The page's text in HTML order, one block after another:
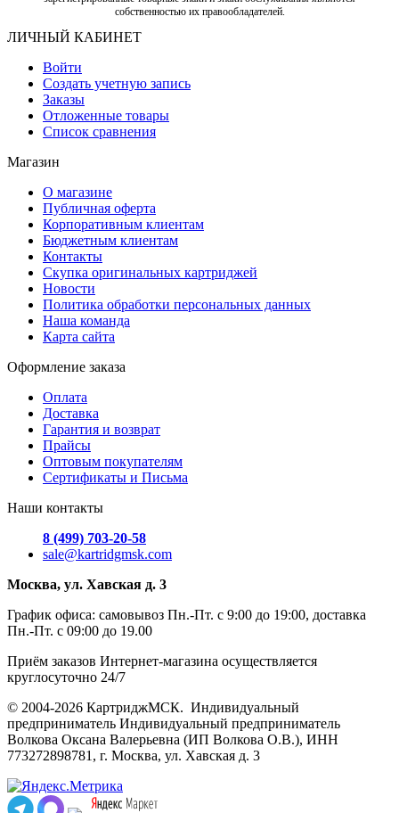
собственностью их правообладателей.
ЛИЧНЫЙ КАБИНЕТ
Войти
Создать учетную запись
Заказы
Отложенные товары
Список сравнения
Магазин
О магазине
Публичная оферта
Корпоративным клиентам
Бюджетным клиентам
Контакты
Скупка оригинальных картриджей
Новости
Политика обработки персональных данных
Наша команда
Карта сайта
Оформление заказа
Оплата
Доставка
Гарантия и возврат
Прайсы
Оптовым покупателям
Сертификаты и Письма
Наши контакты
8 (499) 703-20-58
sale@kartridgmsk.com
Москва, ул. Хавская д. 3
График офиса: самовывоз Пн.-Пт. с 9:00 до 19:00, доставка
Пн.-Пт. с 09:00 до 19.00
Приём заказов Интернет-магазина осуществляется
круглосуточно 24/7
© 2004-2026 КартриджМСК. Индивидуальный
предприниматель Индивидуальный предприниматель
Волкова Оксана Валерьевна (ИП Волкова О.В.), ИНН
773272898781, г. Москва, ул. Хавская д. 3